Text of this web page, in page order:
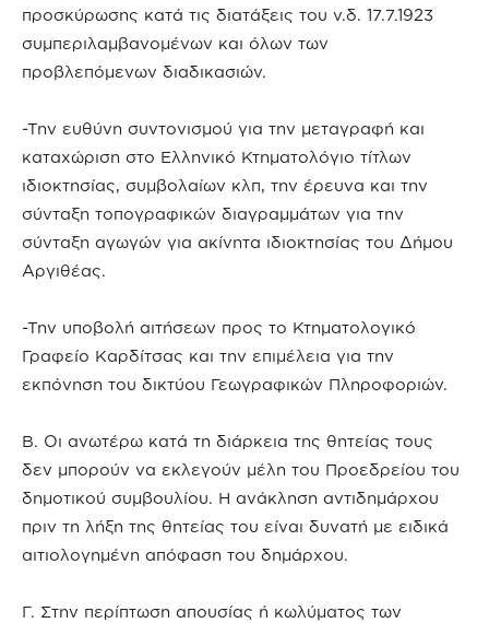
προσκύρωσης κατά τις διατάξεις του ν.δ. 17.7.1923
συμπεριλαμβανομένων και όλων των
προβλεπόμενων διαδικασιών.
-Την ευθύνη συντονισμού για την μεταγραφή και
καταχώριση στο Ελληνικό Κτηματολόγιο τίτλων
ιδιοκτησίας, συμβολαίων κλπ, την έρευνα και την
σύνταξη τοπογραφικών διαγραμμάτων για την
σύνταξη αγωγών για ακίνητα ιδιοκτησίας του Δήμου
Αργιθέας.
-Την υποβολή αιτήσεων προς το Κτηματολογικό
Γραφείο Καρδίτσας και την επιμέλεια για την
εκπόνηση του δικτύου Γεωγραφικών Πληροφοριών.
Β. Οι ανωτέρω κατά τη διάρκεια της θητείας τους
δεν μπορούν να εκλεγούν μέλη του Προεδρείου του
δημοτικού συμβουλίου. Η ανάκληση αντιδημάρχου
πριν τη λήξη της θητείας του είναι δυνατή με ειδικά
αιτιολογημένη απόφαση του δημάρχου.
Γ. Στην περίπτωση απουσίας ή κωλύματος των